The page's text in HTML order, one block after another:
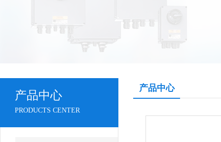
产品中心
PRODUCTS CENTER
产品中心